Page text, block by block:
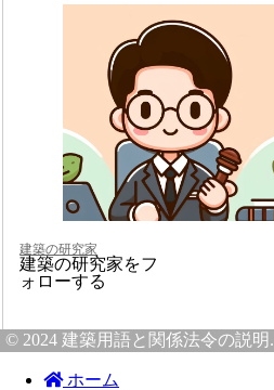
建築の研究家
建築の研究家をフ
ォローする
© 2024 建築用語と関係法令の説明.
ホーム